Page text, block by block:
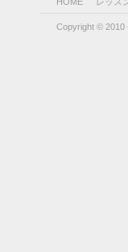
Copyright © 2010